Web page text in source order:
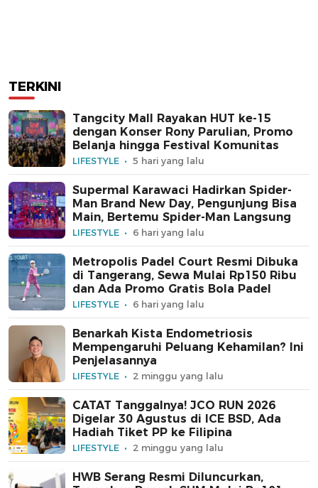
TERKINI
Tangcity Mall Rayakan HUT ke-15
dengan Konser Rony Parulian, Promo
Belanja hingga Festival Komunitas
LIFESTYLE 5 hari yang lalu
Supermal Karawaci Hadirkan Spider-
Man Brand New Day, Pengunjung Bisa
Main, Bertemu Spider-Man Langsung
LIFESTYLE 6 hari yang lalu
Metropolis Padel Court Resmi Dibuka
di Tangerang, Sewa Mulai Rp150 Ribu
dan Ada Promo Gratis Bola Padel
LIFESTYLE 6 hari yang lalu
Benarkah Kista Endometriosis
Mempengaruhi Peluang Kehamilan? Ini
Penjelasannya
LIFESTYLE 2 minggu yang lalu
CATAT Tanggalnya! JCO RUN 2026
Digelar 30 Agustus di ICE BSD, Ada
Hadiah Tiket PP ke Filipina
LIFESTYLE 2 minggu yang lalu
HWB Serang Resmi Diluncurkan,